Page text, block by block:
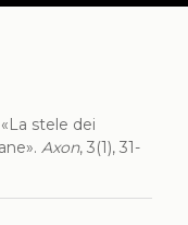
stele dei
Axon, 3(1), 31-